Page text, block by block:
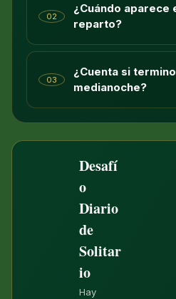
02
¿Cuándo aparece
reparto?
03
¿Cuenta si
medianoche?
Desafí
o
Diario
de
Solitar
io
Hay